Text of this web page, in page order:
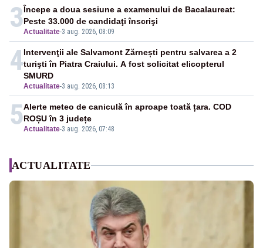
3Actualitate-3 aug. 2026, 08:09
Începe a doua sesiune a examenului de Bacalaureat:
Peste 33.000 de candidaţi înscrişi
4
Actualitate-3 aug. 2026, 08:13
Intervenţii ale Salvamont Zărnești pentru salvarea a 2
turişti în Piatra Craiului. A fost solicitat elicopterul
SMURD
5Actualitate-3 aug. 2026, 07:48
Alerte meteo de caniculă în aproape toată țara. COD
ROȘU în 3 județe
ACTUALITATE